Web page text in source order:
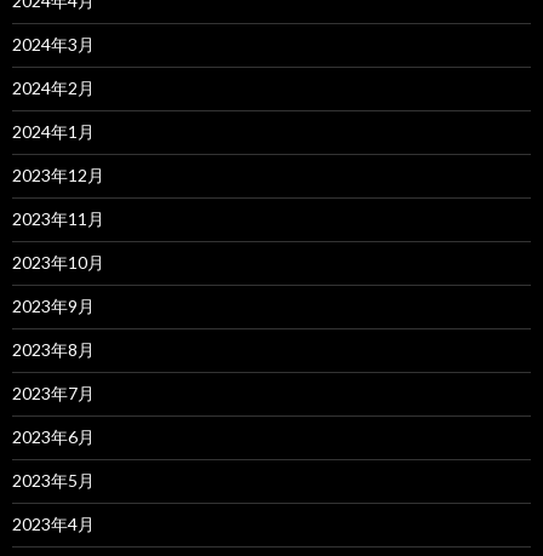
2024年3月
2024年2月
2024年1月
2023年12月
2023年11月
2023年10月
2023年9月
2023年8月
2023年7月
2023年6月
2023年5月
2023年4月